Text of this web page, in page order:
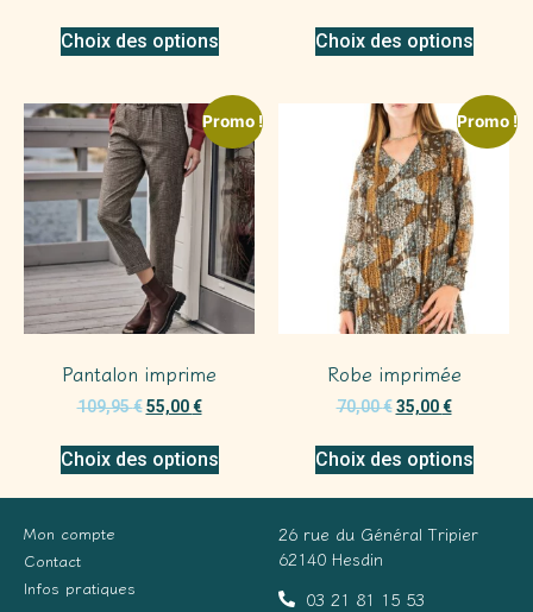
Choix des options Choix des options
Promo !
Pantalon imprime
109,95€ 55,00€
Choix des options
Promo !
Robe imprimée
70,00€ 35,00€
Choix des options
Mon compte
Contact
Infos pratiques
26 rue du Général Tripier
62140 Hesdin
03 21 81 15 53